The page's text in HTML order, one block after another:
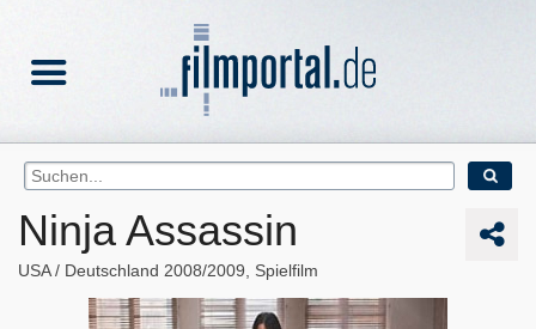
Ninja Assassin
USA Deutschland 2008/2009 Spielfilm